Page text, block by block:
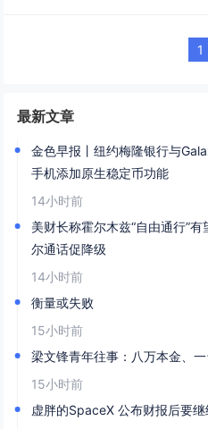
1
最新文章
金色早报丨纽约梅隆银行与
手机添加原生稳定币功能
14小时前
美财长称霍尔木兹“自由通行”
尔通话促降级
14小时前
衡量或失败
15小时前
梁文锋青年往事：八万本金、
15小时前
虚胖的SpaceX 公布财报后要继